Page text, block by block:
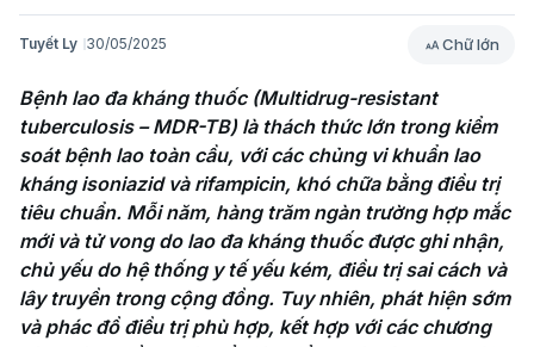
Tuyết Ly 30/05/2025 Chữ lớn
Bệnh lao đa kháng thuốc (Multidrug-resistant
tuberculosis – MDR-TB) là thách thức lớn trong kiểm
soát bệnh lao toàn cầu, với các chủng vi khuẩn lao
kháng isoniazid và rifampicin, khó chữa bằng điều trị
tiêu chuẩn. Mỗi năm, hàng trăm ngàn trường hợp mắc
mới và tử vong do lao đa kháng thuốc được ghi nhận,
chủ yếu do hệ thống y tế yếu kém, điều trị sai cách và
lây truyền trong cộng đồng. Tuy nhiên, phát hiện sớm
và phác đồ điều trị phù hợp, kết hợp với các chương